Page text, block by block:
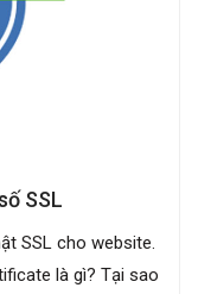
SSL
SSL cho website.
là gì? Tại sao